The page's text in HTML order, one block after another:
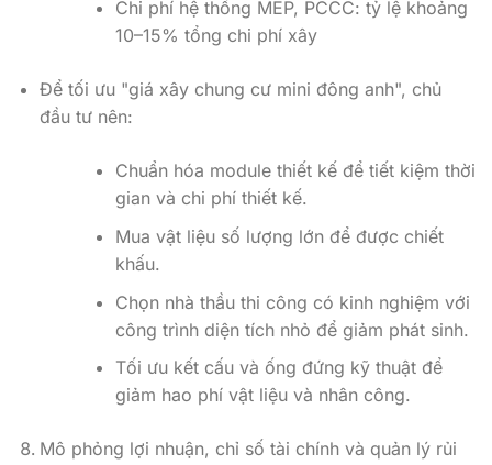
Chi phí hệ thống MEP, PCCC: tỷ lệ khoảng
10–15% tổng chi phí xây
Để tối ưu "giá xây chung cư mini đông anh", chủ
đầu tư nên:
Chuẩn hóa module thiết kế để tiết kiệm thời
gian và chi phí thiết kế.
Mua vật liệu số lượng lớn để được chiết
khấu.
Chọn nhà thầu thi công có kinh nghiệm với
công trình diện tích nhỏ để giảm phát sinh.
Tối ưu kết cấu và ống đứng kỹ thuật để
giảm hao phí vật liệu và nhân công.
Mô phỏng lợi nhuận, chỉ số tài chính và quản lý rủi